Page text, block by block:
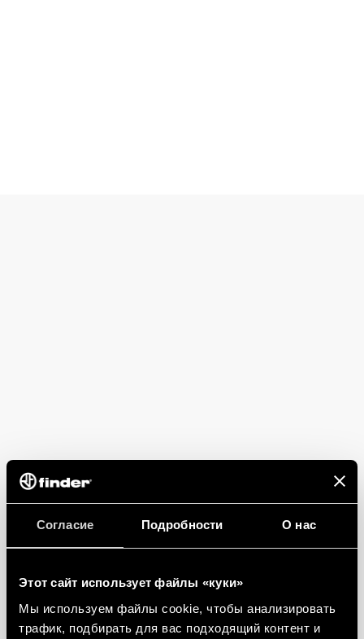
Согласие Подробности О нас
Этот сайт использует файлы «куки»
Мы используем файлы cookie, чтобы анализировать
трафик, подбирать для вас подходящий контент и